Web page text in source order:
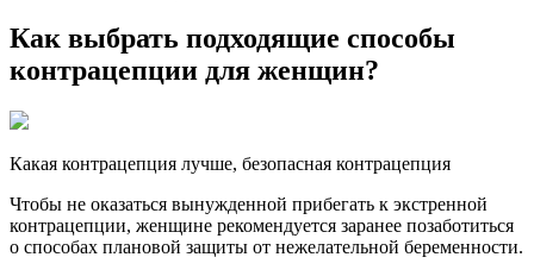
Как выбрать подходящие способы
контрацепции для женщин?
Какая контрацепция лучше, безопасная контрацепция
Чтобы не оказаться вынужденной прибегать к экстренной
контрацепции, женщине рекомендуется заранее позаботиться
о способах плановой защиты от нежелательной беременности.